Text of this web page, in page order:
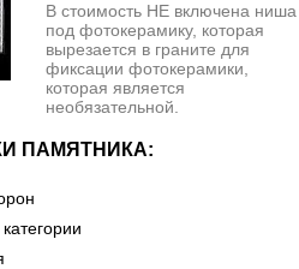
В стоимость НЕ включена ниша
под фотокерамику, которая
вырезается в граните для
фиксации фотокерамики,
которая является
необязательной.
ПАМЯТНИКА: